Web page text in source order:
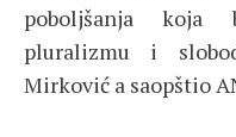
poboljšanja koja
pluralizmu i
Mirković a saopštio